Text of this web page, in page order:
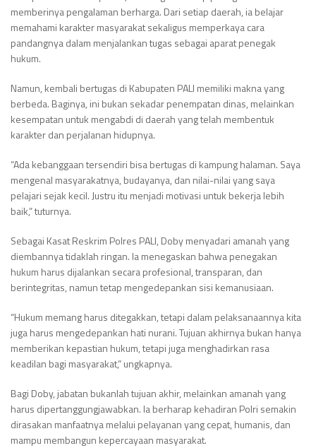
memberinya pengalaman berharga. Dari setiap daerah, ia belajar
memahami karakter masyarakat sekaligus memperkaya cara
pandangnya dalam menjalankan tugas sebagai aparat penegak
hukum.
Namun, kembali bertugas di Kabupaten PALI memiliki makna yang
berbeda. Baginya, ini bukan sekadar penempatan dinas, melainkan
kesempatan untuk mengabdi di daerah yang telah membentuk
karakter dan perjalanan hidupnya.
“Ada kebanggaan tersendiri bisa bertugas di kampung halaman. Saya
mengenal masyarakatnya, budayanya, dan nilai-nilai yang saya
pelajari sejak kecil. Justru itu menjadi motivasi untuk bekerja lebih
baik,” tuturnya.
Sebagai Kasat Reskrim Polres PALI, Doby menyadari amanah yang
diembannya tidaklah ringan. Ia menegaskan bahwa penegakan
hukum harus dijalankan secara profesional, transparan, dan
berintegritas, namun tetap mengedepankan sisi kemanusiaan.
“Hukum memang harus ditegakkan, tetapi dalam pelaksanaannya kita
juga harus mengedepankan hati nurani. Tujuan akhirnya bukan hanya
memberikan kepastian hukum, tetapi juga menghadirkan rasa
keadilan bagi masyarakat,” ungkapnya.
Bagi Doby, jabatan bukanlah tujuan akhir, melainkan amanah yang
harus dipertanggungjawabkan. Ia berharap kehadiran Polri semakin
dirasakan manfaatnya melalui pelayanan yang cepat, humanis, dan
mampu membangun kepercayaan masyarakat.